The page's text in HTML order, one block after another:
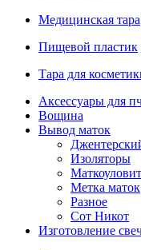
Медицинская тара
Пищевой пластик
Тара для
Аксессуары для
Вощина
Вывод маток
Изоляторы
Метка маток
Разное
Сот Никот
Изготовление